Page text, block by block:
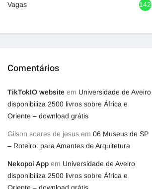
Vagas 1420
Comentários
TikTokIO website em Universidade de Aveiro
disponibiliza 2500 livros sobre África e
Oriente – download grátis
Gilson soares de jesus em 06 Museus de SP
– Roteiro: para Amantes de Arquitetura
Nekopoi App em Universidade de Aveiro
disponibiliza 2500 livros sobre África e